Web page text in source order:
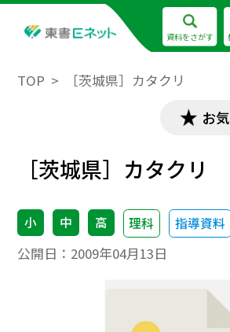
資料をさがす
TOP ［茨城県］カタクリ
お
［茨城県］カタクリ
小 中 高 理科 指導資料
公開日： 2009年04月13日